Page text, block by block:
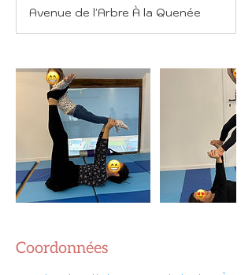
Avenue de l'Arbre À la Quenée
Coordonnées